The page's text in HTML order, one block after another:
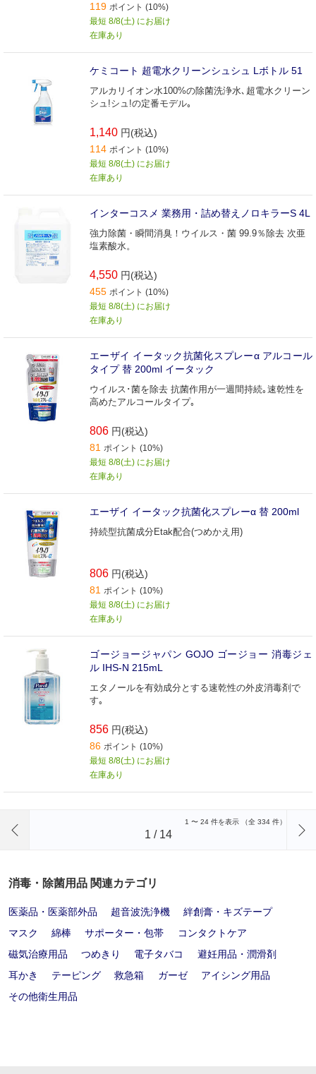
119 ポイント (10%)
最短 8/8(土) にお届け
在庫あり
ケミコート 超電水クリーンシュシュ Lボトル 51
アルカリイオン水100%の除菌洗浄水､超電水クリーン
シュ!シュ!の定番モデル｡
1,140 円(税込)
114 ポイント (10%)
最短 8/8(土) にお届け
在庫あり
インターコスメ 業務用・詰め替えノロキラーS 4L
強力除菌・瞬間消臭！ウイルス・菌 99.9％除去 次亜
塩素酸水。
4,550 円(税込)
455 ポイント (10%)
最短 8/8(土) にお届け
在庫あり
エーザイ イータック抗菌化スプレーα アルコール
タイプ 替 200ml イータック
ウイルス･菌を除去 抗菌作用が一週間持続｡速乾性を
高めたアルコールタイプ｡
806 円(税込)
81 ポイント (10%)
最短 8/8(土) にお届け
在庫あり
エーザイ イータック抗菌化スプレーα 替 200ml
持続型抗菌成分Etak配合(つめかえ用)
806 円(税込)
81 ポイント (10%)
最短 8/8(土) にお届け
在庫あり
ゴージョージャパン GOJO ゴージョー 消毒ジェ
ル IHS-N 215mL
エタノールを有効成分とする速乾性の外皮消毒剤で
す｡
856 円(税込)
86 ポイント (10%)
最短 8/8(土) にお届け
在庫あり
1 〜 24 件を表示 （全 334 件）
1 / 14
消毒・除菌用品 関連カテゴリ
医薬品・医薬部外品 超音波洗浄機
絆創膏・キズテープ
マスク
綿棒 サポーター・包帯
コンタクトケア
磁気治療用品
つめきり 電子タバコ
避妊用品・潤滑剤
耳かき
テーピング 救急箱 ガーゼ
アイシング用品
その他衛生用品